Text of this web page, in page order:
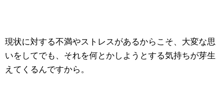
現状に対する不満やストレスがあるからこそ、大変な思
いをしてでも、それを何とかしようとする気持ちが芽生
えてくるんですから。